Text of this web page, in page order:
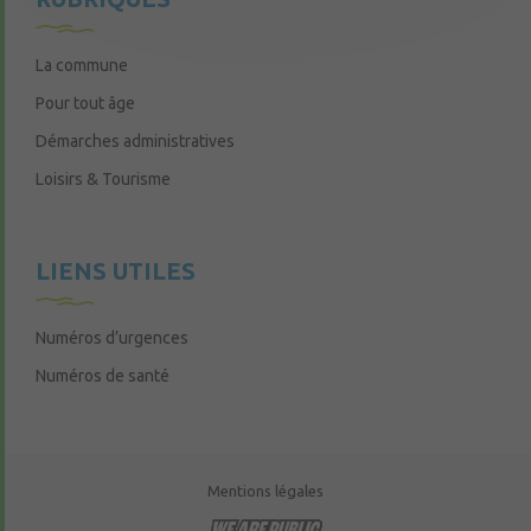
La commune
Pour tout âge
Démarches administratives
Loisirs & Tourisme
LIENS UTILES
Numéros d’urgences
Numéros de santé
Mentions légales